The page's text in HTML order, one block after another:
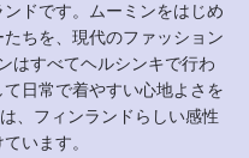
ドです。ムーミンをはじめ
ちを、現代のファッション
はすべてヘルシンキで行わ
日常で着やすい心地よさを
、フィンランドらしい感性
います。